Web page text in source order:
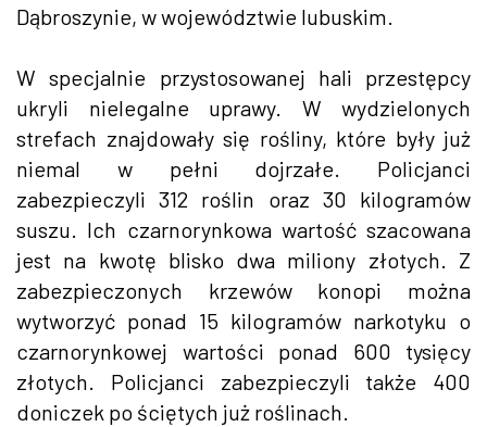
Dąbroszynie, w województwie lubuskim.
W specjalnie przystosowanej hali przestępcy
ukryli nielegalne uprawy. W wydzielonych
strefach znajdowały się rośliny, które były już
niemal w pełni dojrzałe. Policjanci
zabezpieczyli 312 roślin oraz 30 kilogramów
suszu. Ich czarnorynkowa wartość szacowana
jest na kwotę blisko dwa miliony złotych. Z
zabezpieczonych krzewów konopi można
wytworzyć ponad 15 kilogramów narkotyku o
czarnorynkowej wartości ponad 600 tysięcy
złotych. Policjanci zabezpieczyli także 400
doniczek po ściętych już roślinach.